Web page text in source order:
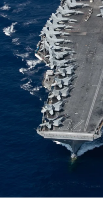
الشاشة، ويقوم بتصنيف
لوحة المفاتيح بإدراج
أخرى لاختيارها، على
في أي مكان تكتب فيه
الإلكتروني وأحياناً
لوحة المفاتيح المدمجة